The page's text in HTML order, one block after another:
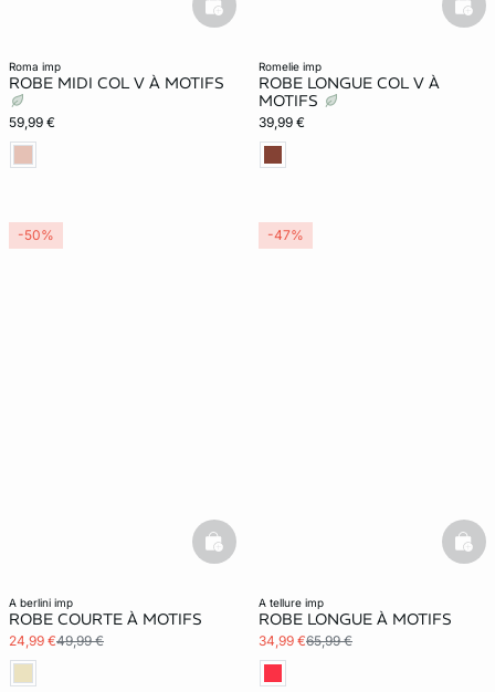
roma imp
ROBE MIDI COL V À MOTIFS
59,99 €
basketfull
romelie imp
ROBE LONGUE COL V À
MOTIFS
39,99 €
a berlini imp
ROBE COURTE À MOTIFS
24,99 €49,99 €
basketfull
-50%
a tellure imp
ROBE LONGUE À MOTIFS
34,99 €65,99 €
-47%